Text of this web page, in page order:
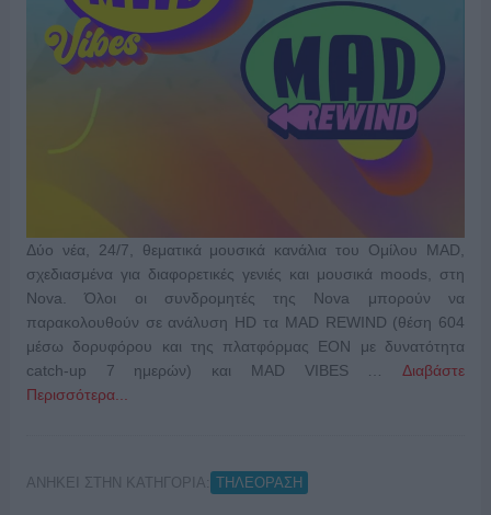
Δύο νέα, 24/7, θεματικά μουσικά κανάλια του Ομίλου MAD,
σχεδιασμένα για διαφορετικές γενιές και μουσικά moods, στη
Nova. Όλοι οι συνδρομητές της Nova μπορούν να
παρακολουθούν σε ανάλυση HD τα MAD REWIND (θέση 604
μέσω δορυφόρου και της πλατφόρμας ΕΟΝ με δυνατότητα
catch-up 7 ημερών) και MAD VIBES …Διαβάστε
Περισσότερα...
ΑΝΗΚΕΙ ΣΤΗΝ ΚΑΤΗΓΟΡΙΑ: ΤΗΛΕΟΡΑΣΗ